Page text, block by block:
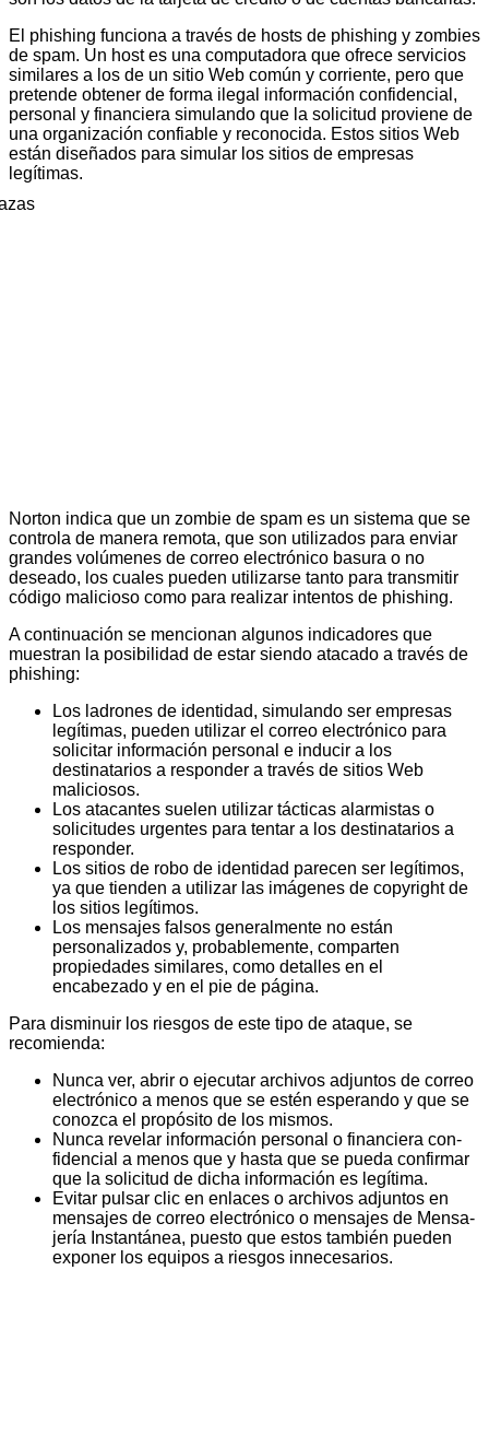
El phishing funciona a través de hosts de phishing y zombies
de spam. Un host es una computadora que ofrece servicios
similares a los de un sitio Web común y corriente, pero que
pretende obtener de forma ilegal información confidencial,
personal y financiera simulando que la solicitud proviene de
una organización confiable y reconocida. Estos sitios Web
están diseñados para simular los sitios de empresas
legítimas.
Norton indica que un zombie de spam es un sistema que se
controla de manera remota, que son utilizados para enviar
grandes volúmenes de correo electrónico basura o no
deseado, los cuales pueden utilizarse tanto para transmitir
código malicioso como para realizar intentos de phishing.
A continuación se mencionan algunos indicadores que
muestran la posibilidad de estar siendo atacado a través de
phishing:
Los ladrones de identidad, simulando ser empresas
legítimas, pueden utilizar el correo electrónico para
solicitar información personal e inducir a los
destinatarios a responder a través de sitios Web
maliciosos.
Los atacantes suelen utilizar tácticas alarmistas o
solicitudes urgentes para tentar a los destinatarios a
responder.
Los sitios de robo de identidad parecen ser legítimos,
ya que tienden a utilizar las imágenes de copyright de
los sitios legítimos.
Los mensajes falsos generalmente no están
personalizados y, probablemente, comparten
propiedades similares, como detalles en el
encabezado y en el pie de página.
Para disminuir los riesgos de este tipo de ataque, se
recomienda:
Nunca ver, abrir o ejecutar archivos adjuntos de co­rreo
electrónico a menos que se estén esperando y que se
conozca el propósito de los mismos.
Nunca revelar información personal o financiera con­
fidencial a menos que y hasta que se pueda confirmar
que la solicitud de dicha información es legítima.
Evitar pulsar clic en enlaces o archivos adjuntos en
mensajes de correo electrónico o mensajes de Mensa­
jería Instantánea, puesto que estos también pueden
exponer los equipos a riesgos innecesarios.